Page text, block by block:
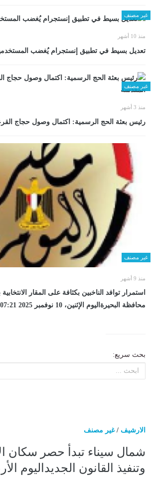
غير مصنف
منذ 10 أشهر
تعديل بسيط في تطبيق إنستجرام يُغضب
غير مصنف
منذ 3 أشهر
رئيس بعثة الحج الرسمية: اكتمال وصول حجاج
غير مصنف
منذ 9 أشهر
استمرار توافد الناخبين بكثافة على المقار
محافظة البحيرةاليوم الإثنين، 10 نوفمبر 2025 07:21 مـ
بحث سريع:
الارشيف /غير مصنف
شمال سيناء تبدأ حصر سكان